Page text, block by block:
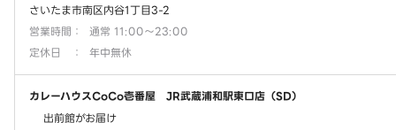
さいたま市南区内谷1丁目3-2
営業時間 ：
通常 11:00～23:00
定休日
： 年中無休
カレーハウスCoCo壱番屋 JR武蔵浦和駅東口店（SD）
出前館がお届け